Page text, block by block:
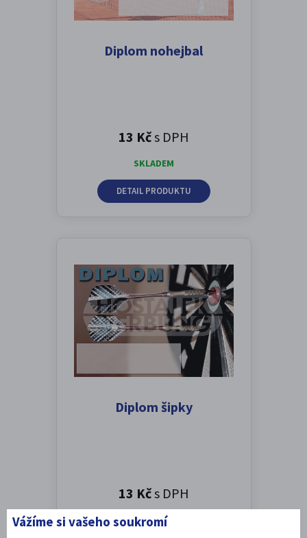
Diplom nohejbal
13 Kčs DPH
SKLADEM
DETAIL PRODUKTU
Diplom šipky
13 Kčs DPH
SKLADEM
Vážíme si vašeho soukromí